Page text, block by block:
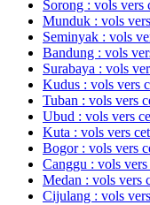
Sorong : vols vers
Munduk : vols
Seminyak : vols
Bandung : vols
Surabaya : vols
Kudus : vols vers
Tuban : vols vers
Ubud : vols vers
Kuta : vols vers
Bogor : vols vers
Canggu : vols
Medan : vols vers
Cijulang : vols